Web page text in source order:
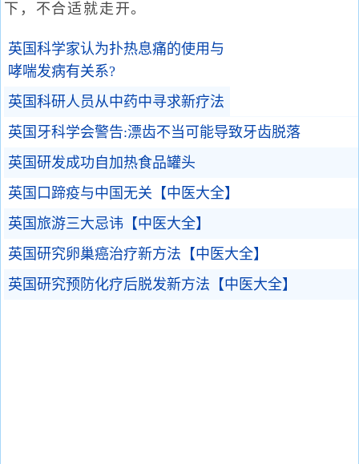
下，不合适就走开。
英国科学家认为扑热息痛的使用与
哮喘发病有关系?
英国科研人员从中药中寻求新疗法
英国牙科学会警告:漂齿不当可能导致牙齿脱落
英国研发成功自加热食品罐头
英国口蹄疫与中国无关【中医大全】
英国旅游三大忌讳【中医大全】
英国研究卵巢癌治疗新方法【中医大全】
英国研究预防化疗后脱发新方法【中医大全】